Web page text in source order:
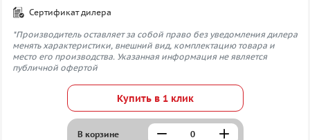
Сертификат дилера
*Производитель оставляет за собой право без уведомления дилера
менять характеристики, внешний вид, комплектацию товара и
место его производства. Указанная информация не является
публичной офертой
Купить в 1 клик
В корзине